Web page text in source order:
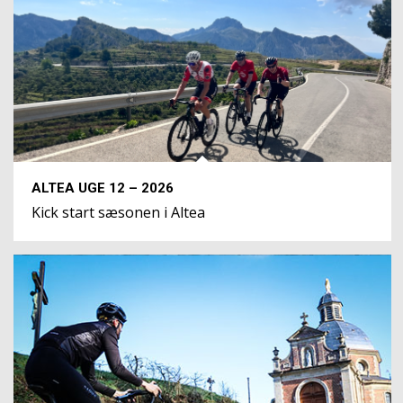
ALTEA UGE 12 – 2026
Kick start sæsonen i Altea